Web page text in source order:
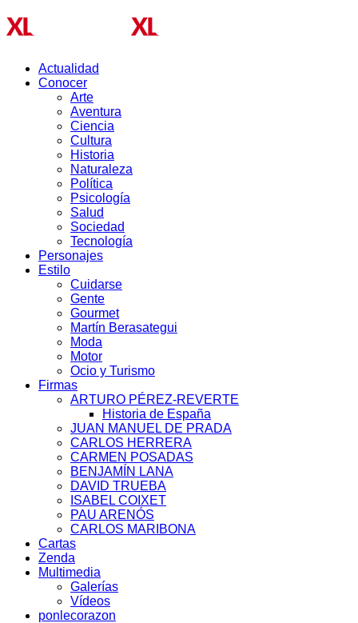
Actualidad
Conocer
Arte
Aventura
Ciencia
Cultura
Historia
Naturaleza
Política
Psicología
Salud
Sociedad
Tecnología
Personajes
Estilo
Cuidarse
Gente
Gourmet
Martín Berasategui
Moda
Motor
Ocio y Turismo
Firmas
ARTURO PÉREZ-REVERTE
Historia de España
JUAN MANUEL DE PRADA
CARLOS HERRERA
CARMEN POSADAS
BENJAMÍN LANA
DAVID TRUEBA
ISABEL COIXET
PAU ARENÓS
CARLOS MARIBONA
Cartas
Zenda
Multimedia
Galerías
Vídeos
ponlecorazon